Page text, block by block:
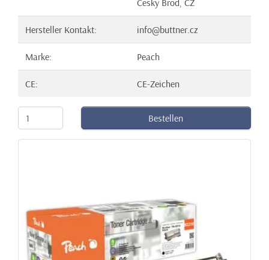
Hersteller Kontakt: info@buttner.cz
Marke: Peach
CE: CE-Zeichen
Bestellen